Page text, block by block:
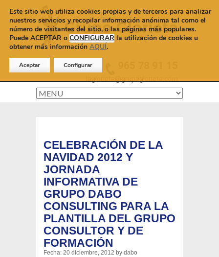
CELEBRACIÓN DE LA
NAVIDAD 2012 Y
JORNADA
INFORMATIVA DE
GRUPO DABO
CONSULTING PARA LA
PLANTILLA DEL GRUPO
CONSULTOR Y DE
FORMACIÓN
Fecha: 20 diciembre, 2012 by dabo
Este sitio web utiliza cookies propias y de terceros para analizar
nuestros servicios y recopilar información anónima tal como el
número de visitantes del sitio, o las páginas más populares.
Puede ACEPTAR o CONFIGURAR la utilización de cookies u
obtener más información AQUÍ.
Aceptar Configurar